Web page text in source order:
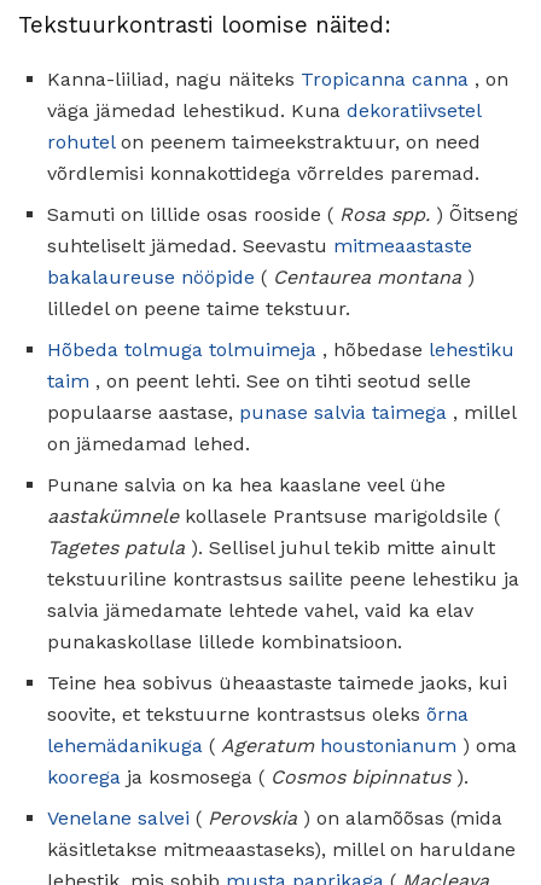
Tekstuurkontrasti loomise näited:
Kanna-liiliad, nagu näiteks Tropicanna canna , on
väga jämedad lehestikud. Kuna dekoratiivsetel
rohutelon peenem taimeekstraktuur, on need
võrdlemisi konnakottidega võrreldes paremad.
Samuti on lillide osas rooside ( Rosa spp. ) Õitseng
suhteliselt jämedad. Seevastu mitmeaastaste
bakalaureuse nööpide ( Centaurea montana )
lilledel on peene taime tekstuur.
Hõbeda tolmuga tolmuimeja , hõbedase lehestiku
taim , on peent lehti. See on tihti seotud selle
populaarse aastase, punase salvia taimega , millel
on jämedamad lehed.
Punane salvia on ka hea kaaslane veel ühe
aastakümnelekollasele Prantsuse marigoldsile (
Tagetes patula ). Sellisel juhul tekib mitte ainult
tekstuuriline kontrastsus sailite peene lehestiku ja
salvia jämedamate lehtede vahel, vaid ka elav
punakaskollase lillede kombinatsioon.
Teine hea sobivus üheaastaste taimede jaoks, kui
soovite, et tekstuurne kontrastsus oleks õrna
lehemädanikuga ( Ageratum houstonianum ) oma
koorega ja kosmosega ( Cosmos bipinnatus).
Venelane salvei ( Perovskia ) on alamõõsas (mida
käsitletakse mitmeaastaseks), millel on haruldane
lehestik, mis sobib musta paprikaga ( Macleaya